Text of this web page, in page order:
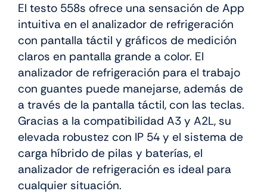
El testo 558s ofrece una sensación de App
intuitiva en el analizador de refrigeración
con pantalla táctil y gráficos de medición
claros en pantalla grande a color. El
analizador de refrigeración para el trabajo
con guantes puede manejarse, además de
a través de la pantalla táctil, con las teclas.
Gracias a la compatibilidad A3 y A2L, su
elevada robustez con IP 54 y el sistema de
carga híbrido de pilas y baterías, el
analizador de refrigeración es ideal para
cualquier situación.